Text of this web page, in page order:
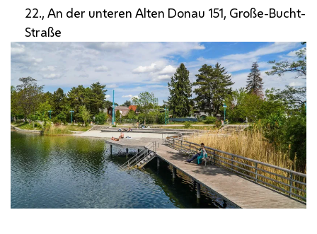
22., An der unteren Alten Donau 151, Große-Bucht-
Straße